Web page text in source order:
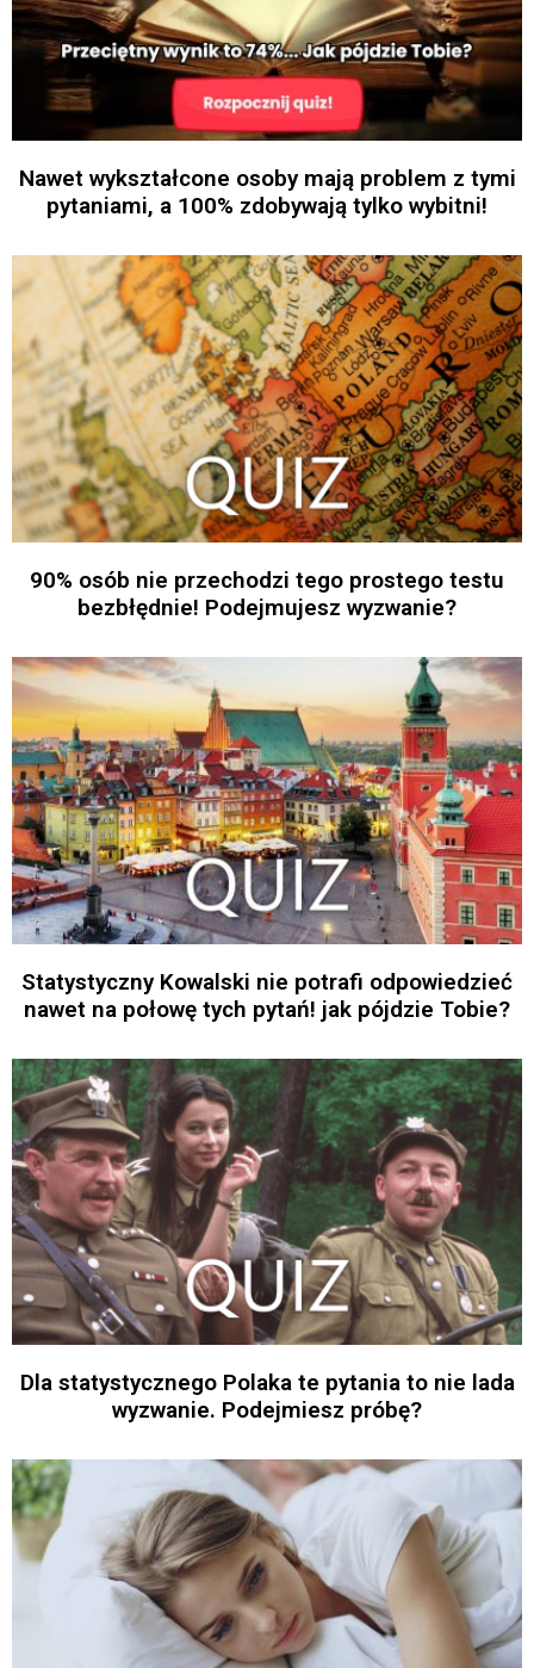
Nawet wykształcone osoby mają problem z tymi
pytaniami, a 100% zdobywają tylko wybitni!
90% osób nie przechodzi tego prostego testu
bezbłędnie! Podejmujesz wyzwanie?
Statystyczny Kowalski nie potrafi odpowiedzieć
nawet na połowę tych pytań! jak pójdzie Tobie?
Dla statystycznego Polaka te pytania to nie lada
wyzwanie. Podejmiesz próbę?